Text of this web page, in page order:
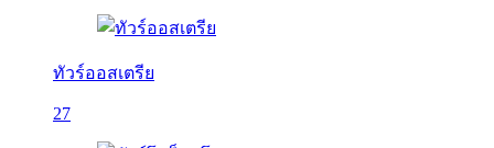
ทัวร์ออสเตรีย
27